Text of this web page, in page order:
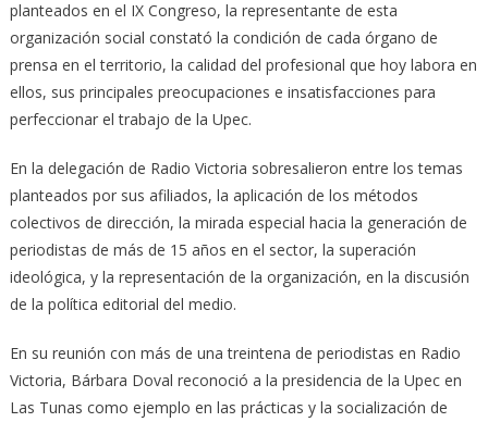
planteados en el IX Congreso, la representante de esta
organización social constató la condición de cada órgano de
prensa en el territorio, la calidad del profesional que hoy labora en
ellos, sus principales preocupaciones e insatisfacciones para
perfeccionar el trabajo de la Upec.
En la delegación de Radio Victoria sobresalieron entre los temas
planteados por sus afiliados, la aplicación de los métodos
colectivos de dirección, la mirada especial hacia la generación de
periodistas de más de 15 años en el sector, la superación
ideológica, y la representación de la organización, en la discusión
de la política editorial del medio.
En su reunión con más de una treintena de periodistas en Radio
Victoria, Bárbara Doval reconoció a la presidencia de la Upec en
Las Tunas como ejemplo en las prácticas y la socialización de